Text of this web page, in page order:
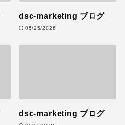
dsc-marketing ブログ
05/25/2026
dsc-marketing ブログ